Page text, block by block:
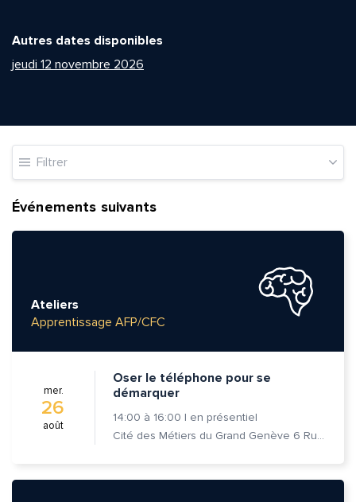
Autres dates disponibles
jeudi 12 novembre 2026
Filtrer
Événements suivants
Ateliers
Apprentissage AFP/CFC
mer.
26
août
Oser le téléphone pour se
démarquer
14:00 à 16:00 | en présentiel
Cité des Métiers du Grand Genève 6 Rue Prévost-Martin 1205 Genève